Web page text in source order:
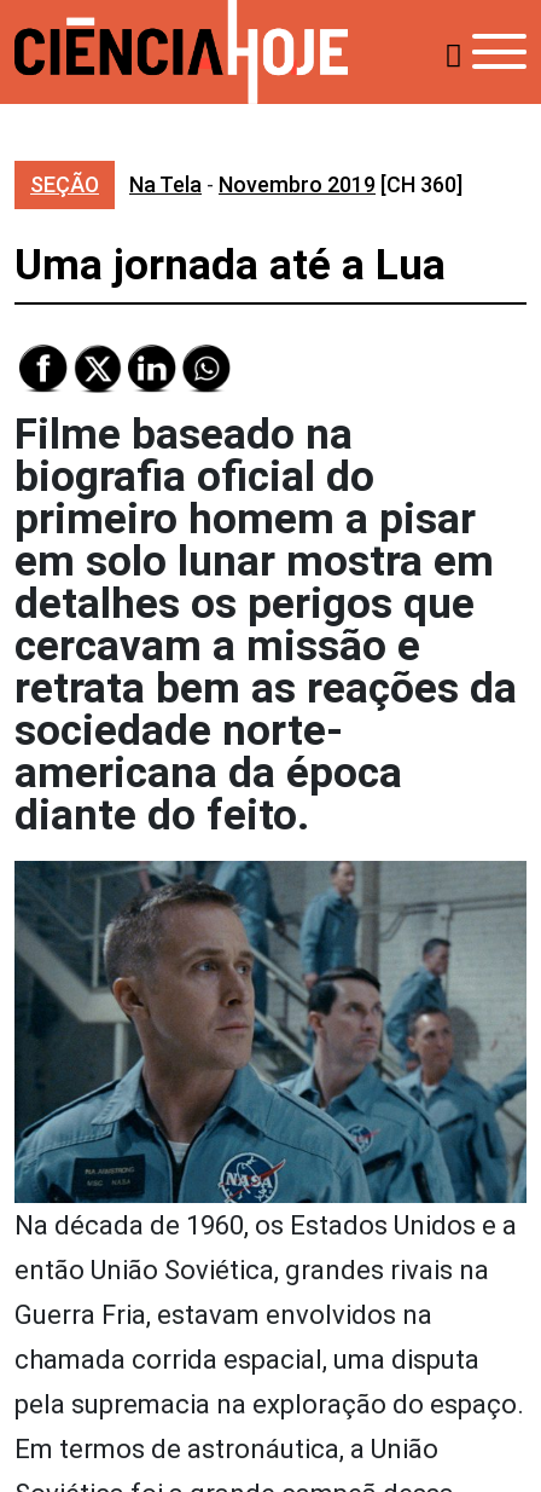
SEÇÃO Na Tela - Novembro 2019 [CH 360]
Uma jornada até a Lua
Filme baseado na
biografia oficial do
primeiro homem a pisar
em solo lunar mostra em
detalhes os perigos que
cercavam a missão e
retrata bem as reações da
sociedade norte-
americana da época
diante do feito.
Na década de 1960, os Estados Unidos e a
então União Soviética, grandes rivais na
Guerra Fria, estavam envolvidos na
chamada corrida espacial, uma disputa
pela supremacia na exploração do espaço.
Em termos de astronáutica, a União